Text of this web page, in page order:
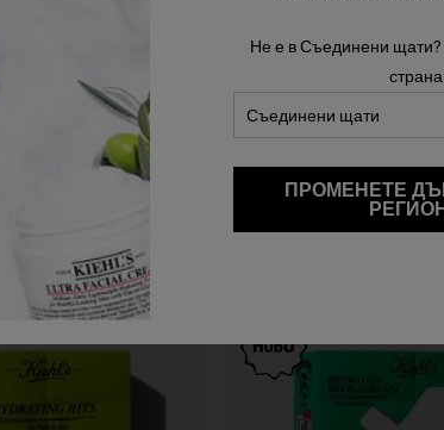
Завършете вашата рутина
Не е в Съединени
страна
ПРОМЕНЕТЕ